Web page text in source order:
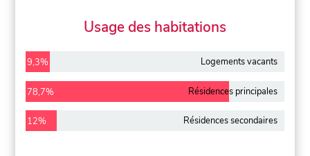
Usage des habitations
9,3% Logements vacants
78,7% Résidences principales
12% Résidences secondaires